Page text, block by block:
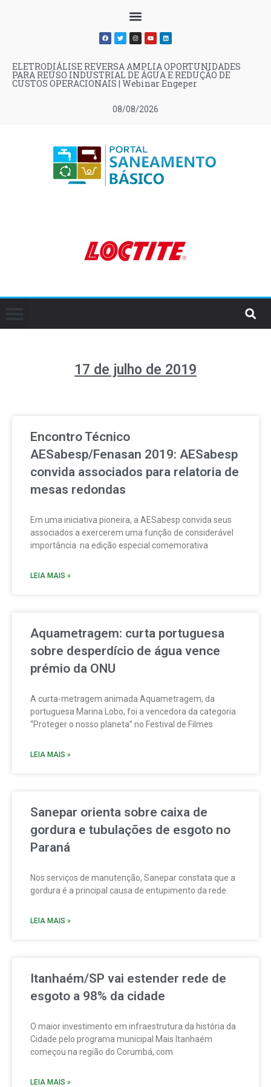
08/08/2026
ELETRODIÁLISE REVERSA AMPLIA OPORTUNIDADES
PARA REÚSO INDUSTRIAL DE ÁGUA E REDUÇÃO DE
CUSTOS OPERACIONAIS | Webinar Engeper
17 de julho de 2019
Encontro Técnico
AESabesp/Fenasan 2019: AESabesp
convida associados para relatoria de
mesas redondas
Em uma iniciativa pioneira, a AESabesp convida seus
associados a exercerem uma função de considerável
importância na edição especial comemorativa
LEIA MAIS »
Aquametragem: curta portuguesa
sobre desperdício de água vence
prémio da ONU
A curta-metragem animada Aquametragem, da
portuguesa Marina Lobo, foi a vencedora da categoria
“Proteger o nosso planeta” no Festival de Filmes
LEIA MAIS »
Sanepar orienta sobre caixa de
gordura e tubulações de esgoto no
Paraná
Nos serviços de manutenção, Sanepar constata que a
gordura é a principal causa de entupimento da rede.
LEIA MAIS »
Itanhaém/SP vai estender rede de
esgoto a 98% da cidade
O maior investimento em infraestrutura da história da
Cidade pelo programa municipal Mais Itanhaém
começou na região do Corumbá, com
LEIA MAIS »